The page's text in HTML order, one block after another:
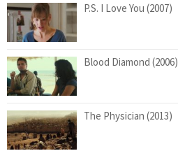
P.S. I Love You (2007)
Blood Diamond (2006)
The Physician (2013)